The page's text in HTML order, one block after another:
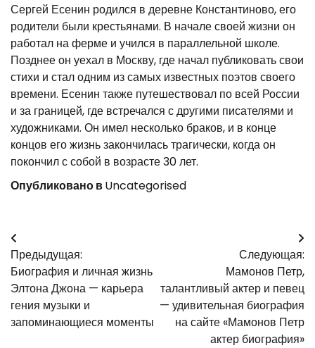
Сергей Есенин родился в деревне Константиново, его
родители были крестьянами. В начале своей жизни он
работал на ферме и учился в параллельной школе.
Позднее он уехал в Москву, где начал публиковать свои
стихи и стал одним из самых известных поэтов своего
времени. Есенин также путешествовал по всей России
и за границей, где встречался с другими писателями и
художниками. Он имел несколько браков, и в конце
концов его жизнь закончилась трагически, когда он
покончил с собой в возрасте 30 лет.
Опубликовано вUncategorised
Навигация
по
записям
Предыдущая:
Биография и личная жизнь
Элтона Джона — карьера
гения музыки и
запоминающиеся моменты
Следующая:
Мамонов Петр,
талантливый актер и певец
— удивительная биография
на сайте «Мамонов Петр
актер биография»